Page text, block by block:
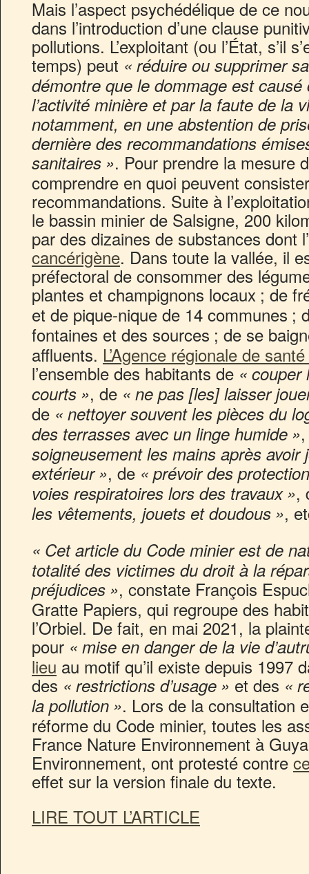
Mais l’aspect psychédélique de ce
dans l’introduction d’une clause
pollutions. L’exploitant (ou l’État, s’il
temps) peut « réduire ou supprimer
démontre que le dommage est
l’activité minière et par la faute de la
notamment, en une abstention de
dernière des recommandations
sanitaires ». Pour prendre la mesure
comprendre en quoi peuvent
recommandations. Suite à
le bassin minier de Salsigne, 200
par des dizaines de substances dont
cancérigène. Dans toute la vallée, il
préfectoral de consommer des
plantes et champignons locaux ; de
et de pique-nique de 14 communes ;
fontaines et des sources ; de se
affluents. L’Agence régionale de
l’ensemble des habitants de « couper
courts », de « ne pas [les] laisser
de « nettoyer souvent les pièces du
des terrasses avec un linge humide »
soigneusement les mains après avoir
extérieur », de « prévoir des
voies respiratoires lors des travaux »,
les vêtements, jouets et doudous »,
« Cet article du Code minier est de
totalité des victimes du droit à la
préjudices », constate François
Gratte Papiers, qui regroupe des
l’Orbiel. De fait, en mai 2021, la
pour « mise en danger de la vie
lieu au motif qu’il existe depuis 1997
des « restrictions d’usage » et des «
la pollution ». Lors de la consultation
réforme du Code minier, toutes les
France Nature Environnement à
Environnement, ont protesté contre
effet sur la version finale du texte.
LIRE TOUT L’ARTICLE